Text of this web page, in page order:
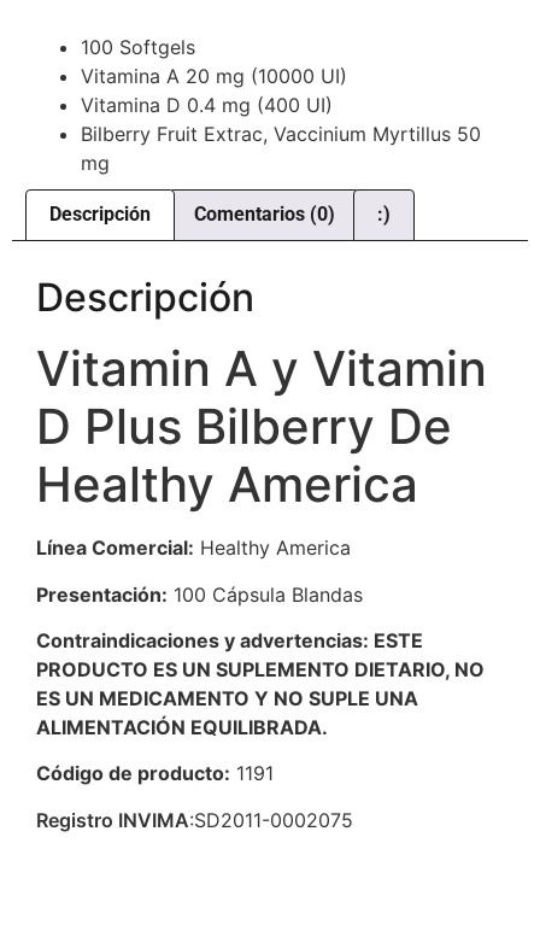
100 Softgels
Vitamina A 20 mg (10000 UI)
Vitamina D 0.4 mg (400 UI)
Bilberry Fruit Extrac, Vaccinium Myrtillus 50
mg
Descripción Comentarios (0) :)
Descripción
Vitamin A y Vitamin
D Plus Bilberry De
Healthy America
Línea Comercial: Healthy America
Presentación: 100 Cápsula Blandas
Contraindicaciones y advertencias: ESTE
PRODUCTO ES UN SUPLEMENTO DIETARIO, NO
ES UN MEDICAMENTO Y NO SUPLE UNA
ALIMENTACIÓN EQUILIBRADA.
Código de producto: 1191
Registro INVIMA:SD2011-0002075